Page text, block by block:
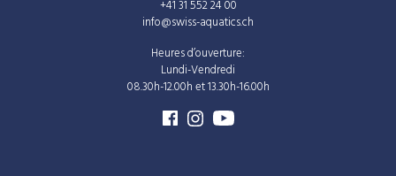
+41 31 552 24 00
info@swiss-aquatics.ch
Heures d’ouverture:
Lundi-Vendredi
08.30h-12.00h et 13.30h-16.00h